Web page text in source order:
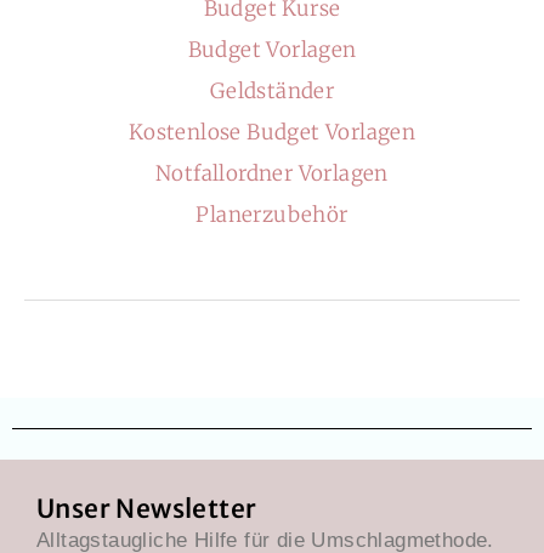
Budget Kurse
Budget Vorlagen
Geldständer
Kostenlose Budget Vorlagen
Notfallordner Vorlagen
Planerzubehör
Unser Newsletter
Alltagstaugliche Hilfe für die Umschlagmethode.